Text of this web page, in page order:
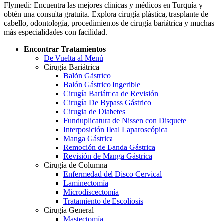
Flymedi: Encuentra las mejores clínicas y médicos en Turquía y
obtén una consulta gratuita. Explora cirugía plástica, trasplante de
cabello, odontología, procedimientos de cirugía bariátrica y muchas
más especialidades con facilidad.
Encontrar Tratamientos
De Vuelta al Menú
Cirugía Bariátrica
Balón Gástrico
Balón Gástrico Ingerible
Cirugía Bariátrica de Revisión
Cirugía De Bypass Gástrico
Cirugia de Diabetes
Funduplicatura de Nissen con Disquete
Interposición IIeal Laparoscópica
Manga Gástrica
Remoción de Banda Gástrica
Revisión de Manga Gástrica
Cirugía de Columna
Enfermedad del Disco Cervical
Laminectomía
Microdiscectomía
Tratamiento de Escoliosis
Cirugía General
Mastectomía